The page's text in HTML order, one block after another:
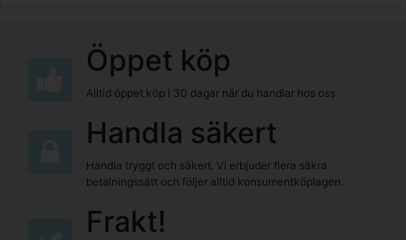
Öppet köp
Alltid öppet köp i 30 dagar när du handlar hos oss
Handla säkert
Handla tryggt och säkert. Vi erbjuder flera säkra
betalningssätt och följer alltid konsumentköplagen.
Frakt!